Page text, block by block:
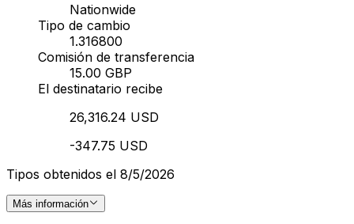
Nationwide
Tipo de cambio
1.316800
Comisión de transferencia
15.00 GBP
El destinatario recibe
26,316.24 USD
-347.75 USD
Tipos obtenidos el 8/5/2026
Más información